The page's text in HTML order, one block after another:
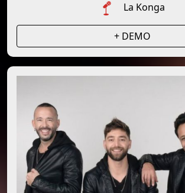
La Konga
+ DEMO